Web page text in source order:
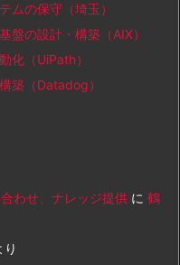
ムの保守（埼玉）
盤の設計・構築（AIX）
化（UiPath）
築（Datadog）
わせ、ナレッジ提供 に 鶴
り